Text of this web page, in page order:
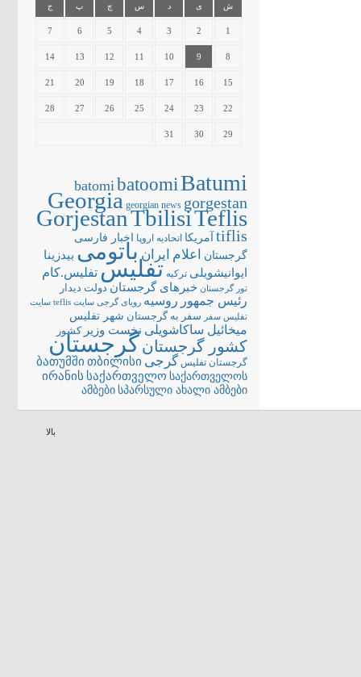
ش ی د س چ پ ج
1
2
3
4
5
6
7
8
9
10
11
12
13
14
15
16
17
18
19
20
21
22
23
24
25
26
27
28
29
30
31
batomibatoomiBatumi
Georgia georgian news gorgestan
GorjestanTbilisiTeflis
tiflis آمریکا اتحادیه اروپا
اخبار فارسی
گرجستان
اعلام ایران باتومی بیدزینا
ایوانیشویلی ترکیه تفلیستفلیس.کام
تور گرجستان خبرهای گرجستان دولت دیدار
رئیس جمهور روسیه رویای گرجی سایت teflis
سایت
تفلیس سفر سفر به گرجستان شهر تفلیس
میخائیل ساکاشویلی نخست وزیر کشور
کشور گرجستانگرجستان
گرجستان تفلیس گرجی ბათუმში თბილისი
ირანის საქართველო საქართველოს
ამბები სპარსული ახალი ამბები
بالا